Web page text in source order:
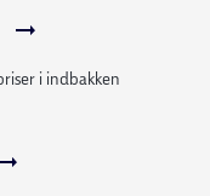
i indbakken